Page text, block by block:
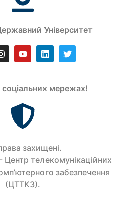
Університет
соціальних мережах!
захищенi.
Центр телекомунікаційних
забезпечення
(ЦТТКЗ).